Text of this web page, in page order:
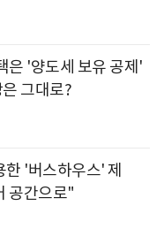
은 '양도세 보유 공제'
그대로?
'버스하우스' 제
공간으로"